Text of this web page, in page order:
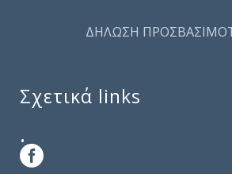
ΔΗΛΩΣΗ
Σχετικά links
.